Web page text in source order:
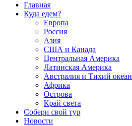
Главная
Куда едем?
Европа
Россия
Азия
США и Канада
Центральная Америка
Латинская Америка
Австралия и Тихий океан
Африка
Острова
Край света
Собери свой тур
Новости